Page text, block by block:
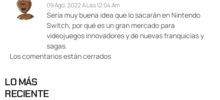
09 Ago, 2022 A Las 12:04 Am
Sería muy buena idea que lo sacarán en Nintendo
Switch, por qué es un gran mercado para
videojuegos innovadores y de nuevas franquicias y
sagas.
Los comentarios están cerrados
LO MÁS
RECIENTE